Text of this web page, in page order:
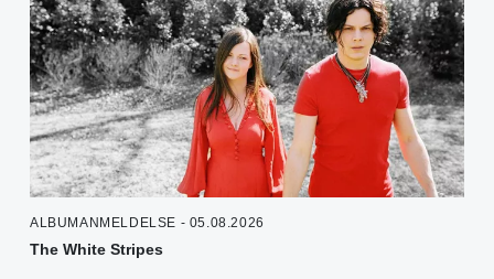
ALBUMANMELDELSE - 05.08.2026
The White Stripes